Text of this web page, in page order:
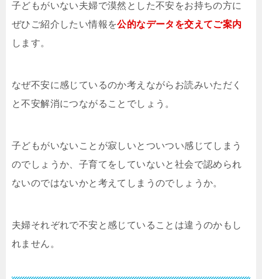
子どもがいない夫婦で漠然とした不安をお持ちの方に
ぜひご紹介したい情報を公的なデータを交えてご案内
します。
なぜ不安に感じているのか考えながらお読みいただく
と不安解消につながることでしょう。
子どもがいないことが寂しいとついつい感じてしまう
のでしょうか、子育てをしていないと社会で認められ
ないのではないかと考えてしまうのでしょうか。
夫婦それぞれで不安と感じていることは違うのかもし
れません。